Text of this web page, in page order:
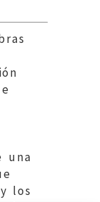
una
los